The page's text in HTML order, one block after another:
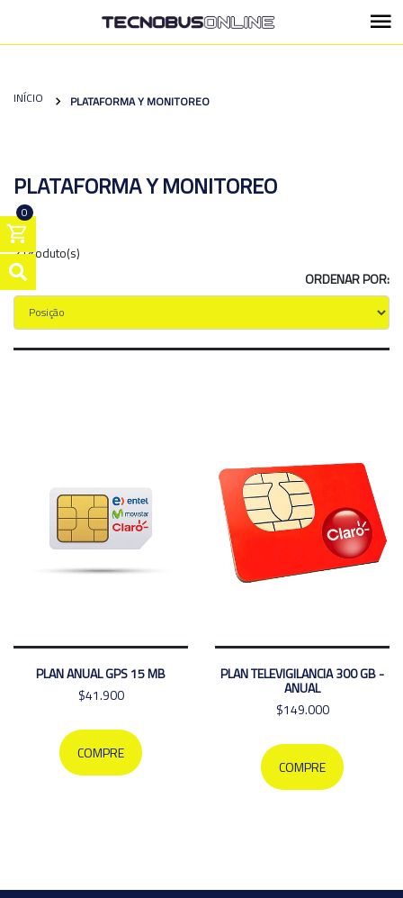
0
INÍCIO PLATAFORMA Y MONITOREO
PLATAFORMA Y MONITOREO
2 Produto(s)
ORDENAR POR:
PLAN ANUAL GPS 15 MB
$41.900
COMPRE
PLAN TELEVIGILANCIA 300 GB -
ANUAL
$149.000
COMPRE